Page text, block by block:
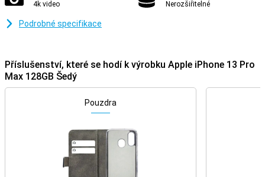
4k video Nerozšiřitelné
Podrobné specifikace
Příslušenství, které se hodí k výrobku Apple iPhone 13 Pro
Max 128GB Šedý
Pouzdra